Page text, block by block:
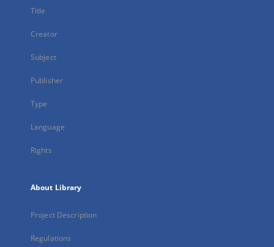
Title
Creator
Subject
Publisher
Type
Language
Rights
About Library
Project Description
Regulations